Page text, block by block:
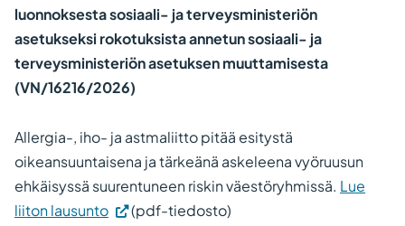
luonnoksesta sosiaali- ja terveysministeriön
asetukseksi rokotuksista annetun sosiaali- ja
terveysministeriön asetuksen muuttamisesta
(VN/16216/2026)
Allergia-, iho- ja astmaliitto pitää esitystä
oikeansuuntaisena ja tärkeänä askeleena vyöruusun
ehkäisyssä suurentuneen riskin väestöryhmissä. Lue
liiton lausunto
(pdf-tiedosto)